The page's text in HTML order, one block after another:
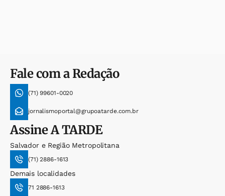
Fale com a Redação
(71) 99601-0020
jornalismoportal@grupoatarde.com.br
AssineA TARDE
Salvador e Região Metropolitana
(71) 2886-1613
Demais localidades
71 2886-1613